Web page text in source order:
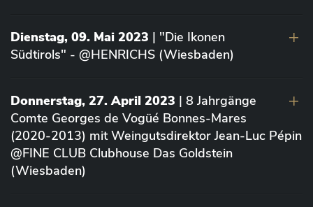
Dienstag, 09. Mai 2023 | "Die Ikonen
Südtirols" - @HENRICHS (Wiesbaden)
Donnerstag, 27. April 2023 | 8 Jahrgänge
Comte Georges de Vogüé Bonnes-Mares
(2020-2013) mit Weingutsdirektor Jean-Luc Pépin
@FINE CLUB Clubhouse Das Goldstein
(Wiesbaden)